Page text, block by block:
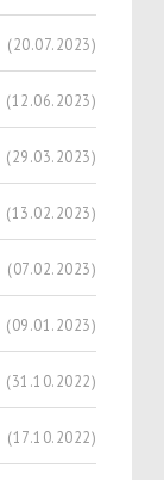
(20.07.2023)
(12.06.2023)
(29.03.2023)
(13.02.2023)
(07.02.2023)
(09.01.2023)
(31.10.2022)
(17.10.2022)